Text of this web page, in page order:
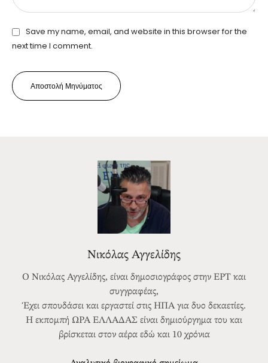
Save my name, email, and website in this browser for the
next time I comment.
Αποστολή Μηνύματος
Νικόλας Αγγελίδης
Ο Νικόλας Αγγελίδης, είναι δημοσιογράφος στην ΕΡΤ και
συγγραφέας,
Έχει σπουδάσει και εργαστεί στις ΗΠΑ για δυο δεκαετίες.
Η εκπομπή ΩΡΑ ΕΛΛΑΔΑΣ είναι δημιούργημα του και
βρίσκεται στον αέρα εδώ και 10 χρόνια